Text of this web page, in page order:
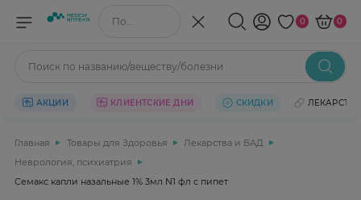
Поиск по названию/веществу 0 0
Поиск по названию/веществу/болезни
АКЦИИ КЛИЕНТСКИЕ ДНИ СКИДКИ ЛЕКАРСТВА
Главная Товары для Здоровья
Лекарства и БАД
Неврология, психиатрия
Семакс капли назальные 1% 3мл N1 фл с пипет